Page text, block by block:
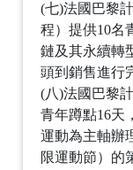
(七)法國巴黎
程）提供10名
鏈及其永續轉
頭到銷售進行
(八)法國巴黎
青年蹲點16天
運動為主軸辦
限運動節）的